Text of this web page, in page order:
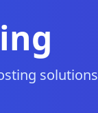
solutions